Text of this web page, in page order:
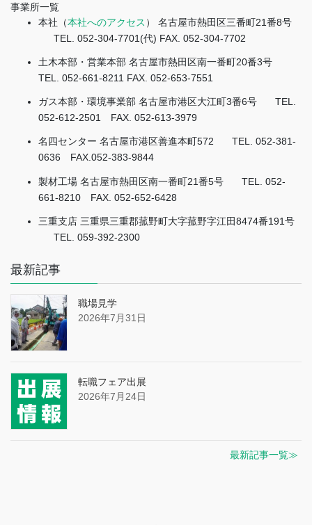
事業所一覧
本社（本社へのアクセス ） 名古屋市熱田区三番町21番8号
TEL. 052-304-7701(代) FAX. 052-304-7702
土木本部・営業本部 名古屋市熱田区南一番町20番3号
TEL. 052-661-8211 FAX. 052-653-7551
ガス本部・環境事業部 名古屋市港区大江町3番6号
TEL.
052-612-2501 FAX. 052-613-3979
名四センター 名古屋市港区善進本町572
TEL. 052-381-
0636 FAX.052-383-9844
製材工場 名古屋市熱田区南一番町21番5号
TEL. 052-
661-8210 FAX. 052-652-6428
三重支店 三重県三重郡菰野町大字菰野字江田8474番191号
TEL. 059-392-2300
最新記事
職場見学
2026年7月31日
転職フェア出展
2026年7月24日
最新記事一覧≫